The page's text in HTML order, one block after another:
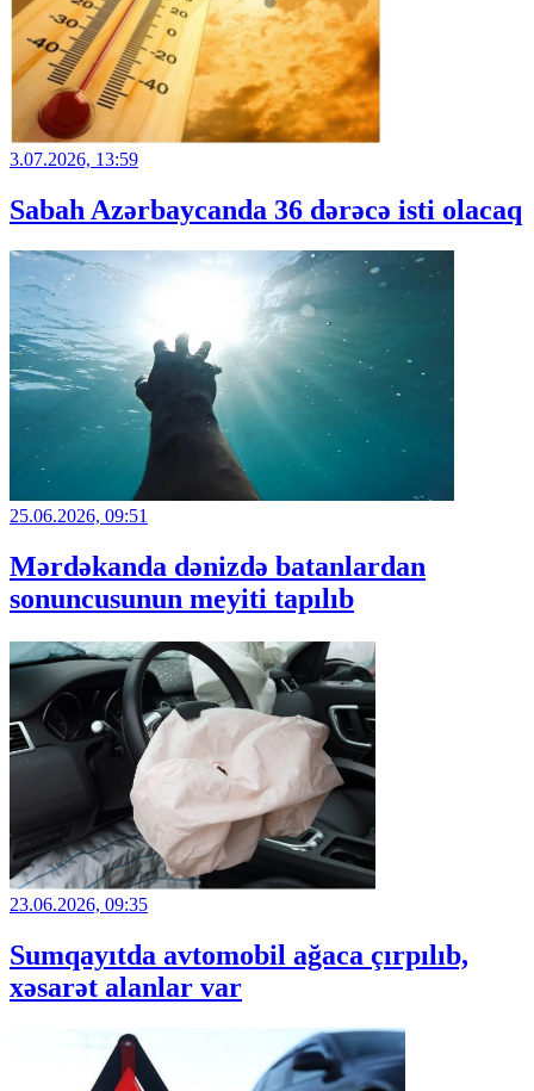
3.07.2026, 13:59
Sabah Azərbaycanda 36 dərəcə isti olacaq
25.06.2026, 09:51
Mərdəkanda dənizdə batanlardan
sonuncusunun meyiti tapılıb
23.06.2026, 09:35
Sumqayıtda avtomobil ağaca çırpılıb,
xəsarət alanlar var